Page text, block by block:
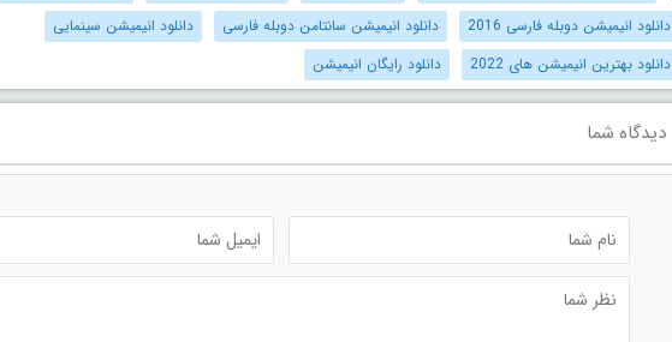
دانلود انیمیشن دوبله فارسی 2016
دانلود انیمیشن سانتامن دوبله فارسی
دانلود انیمیشن سینمایی
دانلود بهترین انیمیشن های 2022
دانلود رایگان انیمیشن
دیدگاه شما